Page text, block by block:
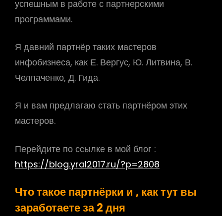
успешным в работе с партнерскими
программами.
Я давний партнёр таких мастеров
инфобизнеса, как Е. Вергус, Ю. Литвина, В.
Челпаченко, Д. Гида.
Я и вам предлагаю стать партнёром этих
мастеров.
Перейдите по ссылке в мой блог :
https://blog.yral2017.ru/?p=2808
Что такое партнёрки и , как тут вы
заработаете за 2 дня